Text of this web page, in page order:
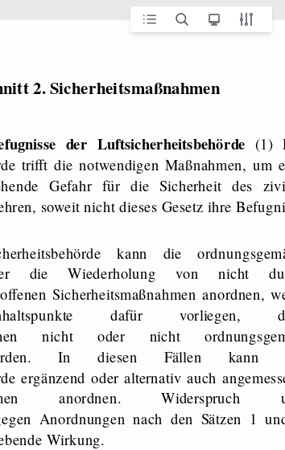
2. Sicherheitsmaßnahmen
der Luftsicherheitsbehörde (1)
trifft die notwendigen Maßnahmen, um
Gefahr für die Sicherheit des
soweit nicht dieses Gesetz ihre
kann die
die Wiederholung von nicht
Sicherheitsmaßnahmen anordnen,
dafür vorliegen,
nicht oder nicht
In diesen Fällen kann
ergänzend oder alternativ auch
anordnen. Widerspruch
Anordnungen nach den Sätzen 1
Wirkung.